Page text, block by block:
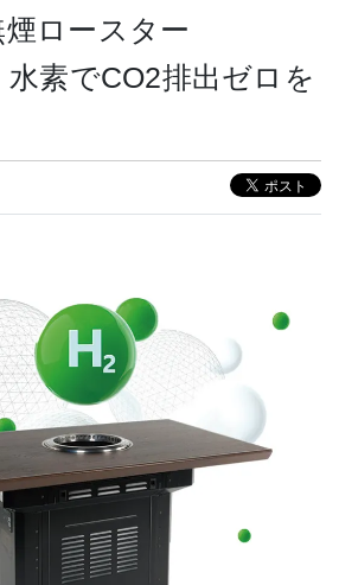
ロースター
素でCO2排出ゼロを